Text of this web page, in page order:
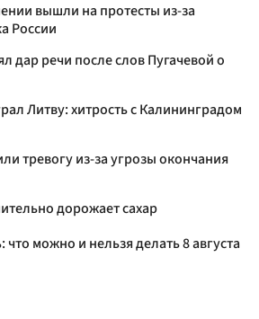
вышли на протесты из-за
России
дар речи после слов Пугачевой о
Литву: хитрость с Калининградом
тревогу из-за угрозы окончания
дорожает сахар
можно и нельзя делать 8 августа